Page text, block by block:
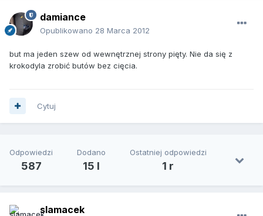
damiance
Opublikowano 28 Marca 2012
but ma jeden szew od wewnętrznej strony pięty. Nie da się z
krokodyla zrobić butów bez cięcia.
Cytuj
Odpowiedzi
587
Dodano
15 l
Ostatniej odpowiedzi
1 r
slamacek